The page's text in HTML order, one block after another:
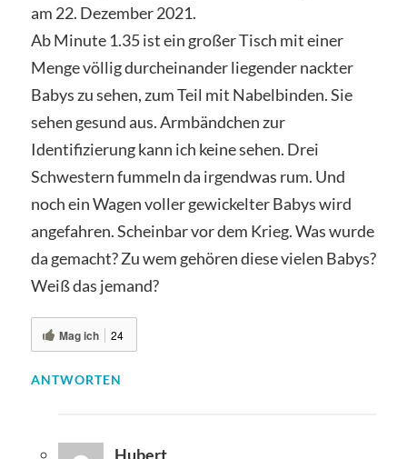
am 22. Dezember 2021.
Ab Minute 1.35 ist ein großer Tisch mit einer
Menge völlig durcheinander liegender nackter
Babys zu sehen, zum Teil mit Nabelbinden. Sie
sehen gesund aus. Armbändchen zur
Identifizierung kann ich keine sehen. Drei
Schwestern fummeln da irgendwas rum. Und
noch ein Wagen voller gewickelter Babys wird
angefahren. Scheinbar vor dem Krieg. Was wurde
da gemacht? Zu wem gehören diese vielen Babys?
Weiß das jemand?
Mag ich 24
ANTWORTEN
Hubert